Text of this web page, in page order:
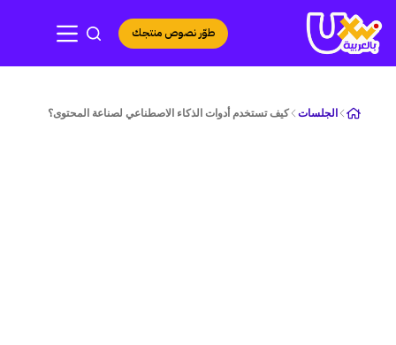
إلى
المحتوى
طوّر نصوص منتجك
الجلسات كيف تستخدم أدوات الذكاء الاصطناعي لصناعة المحتوى؟